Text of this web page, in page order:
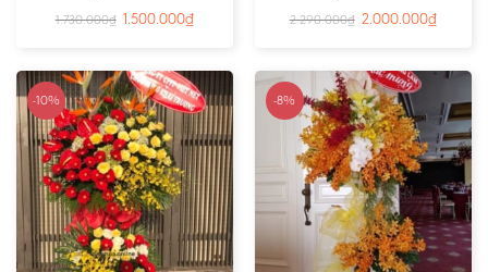
1.730.000₫ 1.500.000₫ 2.290.000₫ 2.000.000₫
-10% -8%